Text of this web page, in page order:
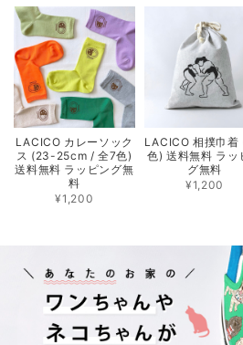
LACICO カレーソック
ス (23-25cm / 全7色)
送料無料 ラッピング無
料
¥1,200
LACICO 相撲巾着
色) 送料無料 ラッ
グ無料
¥1,200